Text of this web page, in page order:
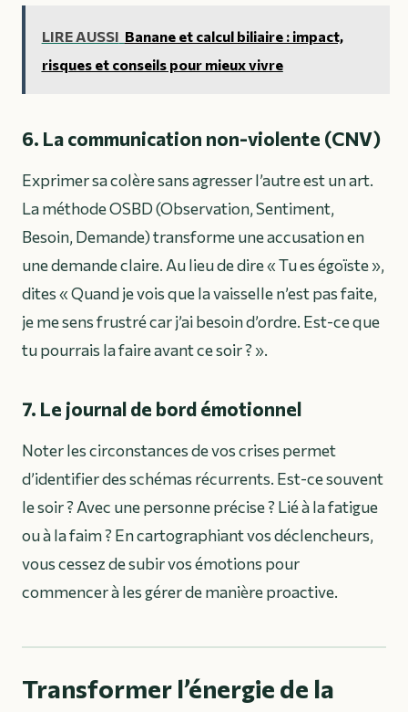
LIRE AUSSI Banane et calcul biliaire : impact,
risques et conseils pour mieux vivre
6. La communication non-violente (CNV)
Exprimer sa colère sans agresser l’autre est un art.
La méthode OSBD (Observation, Sentiment,
Besoin, Demande) transforme une accusation en
une demande claire. Au lieu de dire « Tu es égoïste »,
dites « Quand je vois que la vaisselle n’est pas faite,
je me sens frustré car j’ai besoin d’ordre. Est-ce que
tu pourrais la faire avant ce soir ? ».
7. Le journal de bord émotionnel
Noter les circonstances de vos crises permet
d’identifier des schémas récurrents. Est-ce souvent
le soir ? Avec une personne précise ? Lié à la fatigue
ou à la faim ? En cartographiant vos déclencheurs,
vous cessez de subir vos émotions pour
commencer à les gérer de manière proactive.
Transformer l’énergie de la